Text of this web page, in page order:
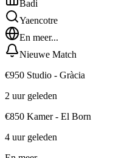
Badi
Yaencotre
En meer...
Nieuwe Match
€950 Studio - Gràcia
2 uur geleden
€850 Kamer - El Born
4 uur geleden